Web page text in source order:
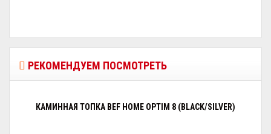
РЕКОМЕНДУЕМ ПОСМОТРЕТЬ
КАМИННАЯ ТОПКА BEF HOME OPTIM 8 (BLACK/SILVER)